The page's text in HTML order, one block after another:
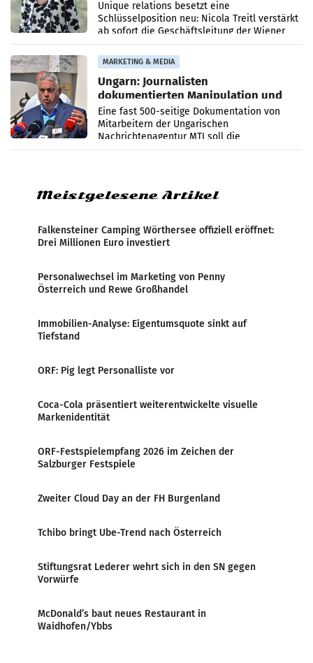
Geschäftsleitung
Unique relations besetzt eine
Schlüsselposition neu: Nicola Treitl verstärkt
ab sofort die Geschäftsleitung der Wiener
PR-Agentur an der Seite von Josef Kalina und
Anna Kalina-Mahr.
MARKETING & MEDIA
Ungarn: Journalisten
dokumentierten Manipulation und
Zensur
Eine fast 500-seitige Dokumentation von
Mitarbeitern der Ungarischen
Nachrichtenagentur MTI soll die
systematische Nachrichten-Manipulation und
Meistgelesene Artikel
Falkensteiner Camping Wörthersee offiziell eröffnet:
Drei Millionen Euro investiert
Personalwechsel im Marketing von Penny
Österreich und Rewe Großhandel
Immobilien-Analyse: Eigentumsquote sinkt auf
Tiefstand
ORF: Pig legt Personalliste vor
Coca-Cola präsentiert weiterentwickelte visuelle
Markenidentität
ORF-Festspielempfang 2026 im Zeichen der
Salzburger Festspiele
Zweiter Cloud Day an der FH Burgenland
Tchibo bringt Ube-Trend nach Österreich
Stiftungsrat Lederer wehrt sich in den SN gegen
Vorwürfe
McDonald’s baut neues Restaurant in
Waidhofen/Ybbs